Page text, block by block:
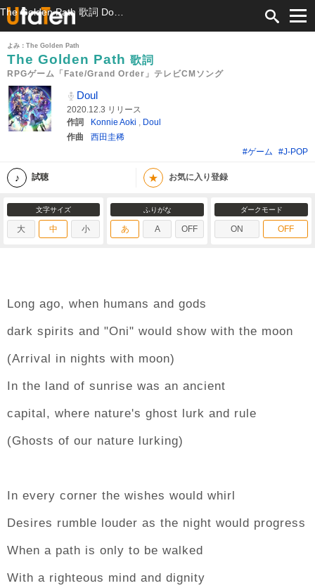
よみ：The Golden Path
The Golden Path 歌詞
RPGゲーム「Fate/Grand Order」テレビCMソング
Doul
2020.12.3 リリース
作詞
Konnie Aoki , Doul
作曲
西田圭稀
#ゲーム
#J-POP
試聴 ★ お気に入り登録
文字サイズ
大 中 小
ふりがな
あ A OFF
ダークモード
ON OFF
Long ago, when humans and gods
dark spirits and "Oni" would show with the moon
(Arrival in nights with moon)
In the land of sunrise was an ancient
capital, where nature's ghost lurk and rule
(Ghosts of our nature lurking)
In every corner the wishes would whirl
Desires rumble louder as the night would progress
When a path is only to be walked
With a righteous mind and dignity